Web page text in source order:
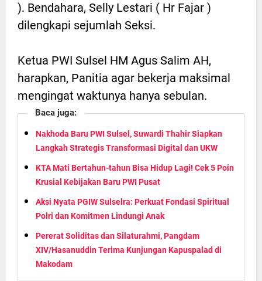
). Bendahara, Selly Lestari ( Hr Fajar )
dilengkapi sejumlah Seksi.
Ketua PWI Sulsel HM Agus Salim AH,
harapkan, Panitia agar bekerja maksimal
mengingat waktunya hanya sebulan.
Baca juga:
Nakhoda Baru PWI Sulsel, Suwardi Thahir Siapkan
Langkah Strategis Transformasi Digital dan UKW
KTA Mati Bertahun-tahun Bisa Hidup Lagi! Cek 5 Poin
Krusial Kebijakan Baru PWI Pusat
Aksi Nyata PGIW Sulselra: Perkuat Fondasi Spiritual
Polri dan Komitmen Lindungi Anak
Pererat Soliditas dan Silaturahmi, Pangdam
XIV/Hasanuddin Terima Kunjungan Kapuspalad di
Makodam